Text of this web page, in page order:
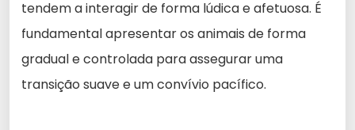
tendem a interagir de forma lúdica e afetuosa. É
fundamental apresentar os animais de forma
gradual e controlada para assegurar uma
transição suave e um convívio pacífico.